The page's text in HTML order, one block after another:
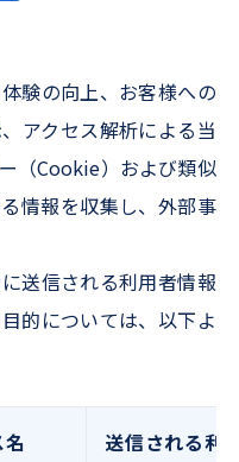
験の向上、お客様への
アクセス解析による当
（Cookie）および類似
情報を収集し、外部事
送信される利用者情報
的については、以下よ
送信される利